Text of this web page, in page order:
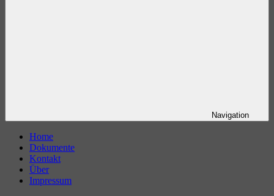
Navigation
Home
Dokumente
Kontakt
Über
Impressum